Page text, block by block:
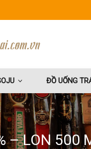
ĐỒ UỐNG
– LON 500